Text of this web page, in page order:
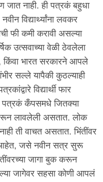
जात नाही. ही पत्रकं बहुधा
विद्यार्थ्यांना लवकर
फी कमी करावी असल्या
उत्सवाच्या वेळी ठेवलेला
किंवा भारत सरकारने आपले
सल्ले यापैकी कुठल्याही
विद्यार्थी फार
पत्रकं कँपसमधे जितक्या
लावलेली असतात. लोक
ती वाचत असतात. भिंतींवर
आहेत, जसे नवीन सत्र सुरू
जागा बुक करून
जागेवर सहसा कोणी आपलं